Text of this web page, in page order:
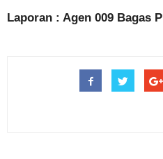
Laporan : Agen 009 Bagas